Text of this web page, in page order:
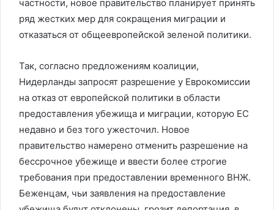
частности, новое правительство планирует принять
ряд жестких мер для сокращения миграции и
отказаться от общеевропейской зеленой политики.
Так, согласно предложениям коалиции,
Нидерланды запросят разрешение у Еврокомиссии
на отказ от европейской политики в области
предоставления убежища и миграции, которую ЕС
недавно и без того ужесточил. Новое
правительство намерено отменить разрешение на
бессрочное убежище и ввести более строгие
требования при предоставлении временного ВНЖ.
Беженцам, чьи заявления на предоставление